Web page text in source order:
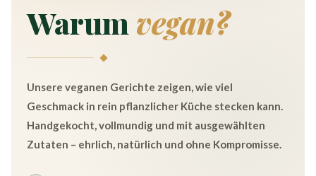
Warum vegan?
Unsere veganen Gerichte zeigen, wie viel
Geschmack in rein pflanzlicher Küche stecken kann.
Handgekocht, vollmundig und mit ausgewählten
Zutaten – ehrlich, natürlich und ohne Kompromisse.